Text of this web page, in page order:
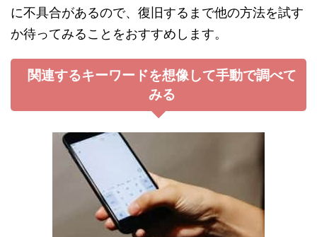
に不具合があるので、復旧するまで他の方法を試す
か待ってみることをおすすめします。
関連するキーワードを想像して手動で調べて
みる